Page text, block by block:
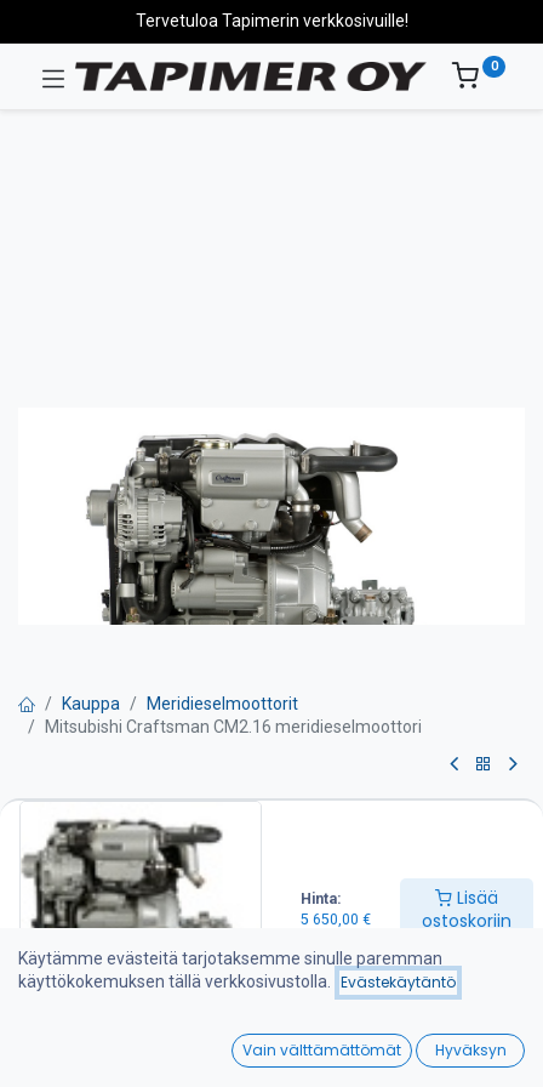
Hinta:
5 650,00 €
Lisää
ostoskoriin
Wishlist
Tervetuloa Tapimerin verkkosivuille!
0
Kauppa
Meridieselmoottorit
Mitsubishi Craftsman CM2.16 meridieselmoottori
Mitsubishi Craftsman CM2.16
meridieselmoottori
Teho 16 hv
Kierrosluku 3600 kierr./min
Sylinteritilavuus 0,635 l
Paino 90 kg
-Vesijäähdytetty pakosarja ja pako/vedensekoitin
Käytämme evästeitä tarjotaksemme sinulle paremman
käyttökokemuksen tällä verkkosivustolla.
Evästekäytäntö
Vain välttämättömät Hyväksyn